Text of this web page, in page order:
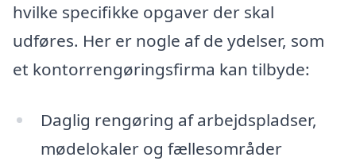
hvilke specifikke opgaver der skal
udføres. Her er nogle af de ydelser, som
et kontorrengøringsfirma kan tilbyde:
Daglig rengøring af arbejdspladser,
mødelokaler og fællesområder